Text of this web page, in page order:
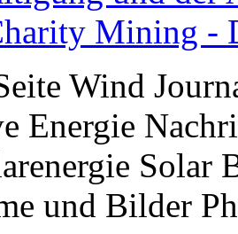
Mining -
Wind
Energie
Solar
und Bilder